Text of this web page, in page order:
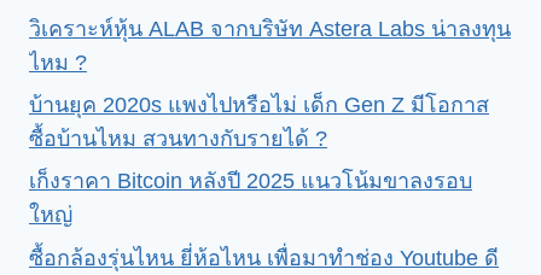
วิเคราะห์หุ้น ALAB จากบริษัท Astera Labs น่าลงทุน
ไหม ?
บ้านยุค 2020s แพงไปหรือไม่ เด็ก Gen Z มีโอกาส
ซื้อบ้านไหม สวนทางกับรายได้ ?
เก็งราคา Bitcoin หลังปี 2025 แนวโน้มขาลงรอบ
ใหญ่
ซื้อกล้องรุ่นไหน ยี่ห้อไหน เพื่อมาทำช่อง Youtube ดี